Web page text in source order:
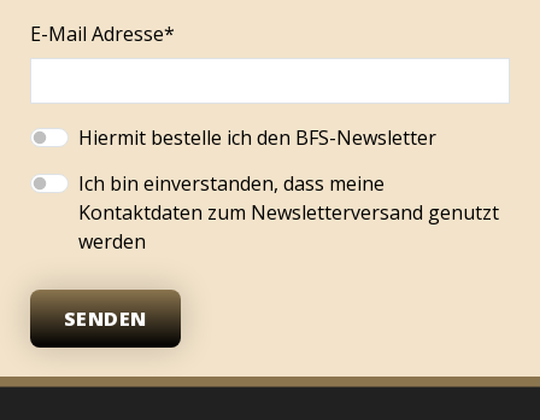
E-Mail Adresse*
Hiermit bestelle ich den BFS-Newsletter
Ich bin einverstanden, dass meine
Kontaktdaten zum Newsletterversand genutzt
werden
SENDEN